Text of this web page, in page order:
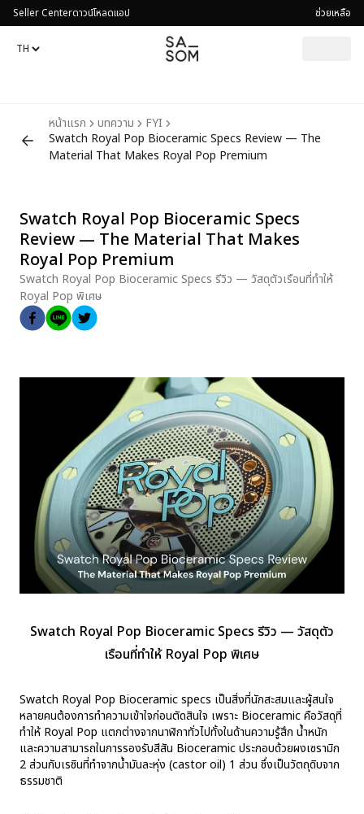
Seller Centerดาวน์โหลดแอป ช่วยเหลือ
หน้าแรก บทความ
FYI
Swatch Royal Pop Bioceramic Specs Review — The
Material That Makes Royal Pop Premium
Swatch Royal Pop Bioceramic Specs
Review — The Material That Makes
Royal Pop Premium
Swatch Royal Pop Bioceramic Specs รีวิว — วัสดุตัวเรือนที่ทำให้
Royal Pop พิเศษ
Swatch Royal Pop Bioceramic Specs รีวิว — วัสดุตัว
เรือนที่ทำให้ Royal Pop พิเศษ
Swatch Royal Pop Bioceramic specs เป็นสิ่งที่นักสะสมและผู้สนใจ
หลายคนต้องการทำความเข้าใจก่อนตัดสินใจ เพราะ Bioceramic คือวัสดุที่
ทำให้ Royal Pop แตกต่างจากนาฬิกาทั่วไปทั้งในด้านความรู้สึก น้ำหนัก
และความสามารถในการรองรับสีสัน Bioceramic ประกอบด้วยผงเซรามิก
2 ส่วนกับเรซินที่ทำจากน้ำมันละหุ่ง (castor oil) 1 ส่วน ซึ่งเป็นวัตถุดิบจาก
ธรรมชาติ